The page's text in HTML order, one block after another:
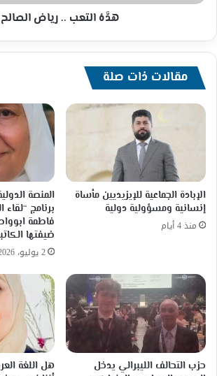
هدَّهُ التعب .. رياض الصالح
مقالات ذات صلة
الإبادة الجماعية للإيزيديين مأساة
إنسانية ومسؤولية دولية
منذ 4 أيام
المنصة
برنامج
فاطمة
ضيفتها
2 يوليو، 2026
حزب التحالف الليبرالي يدخل
هل اللغة